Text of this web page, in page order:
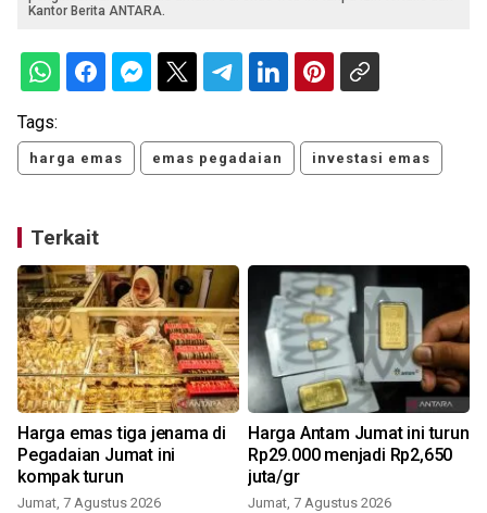
Kantor Berita ANTARA.
Tags:
harga emas emas pegadaian investasi emas
Terkait
Harga emas tiga jenama di
Pegadaian Jumat ini
kompak turun
Jumat, 7 Agustus 2026
Harga Antam Jumat ini turun
Rp29.000 menjadi Rp2,650
juta/gr
Jumat, 7 Agustus 2026